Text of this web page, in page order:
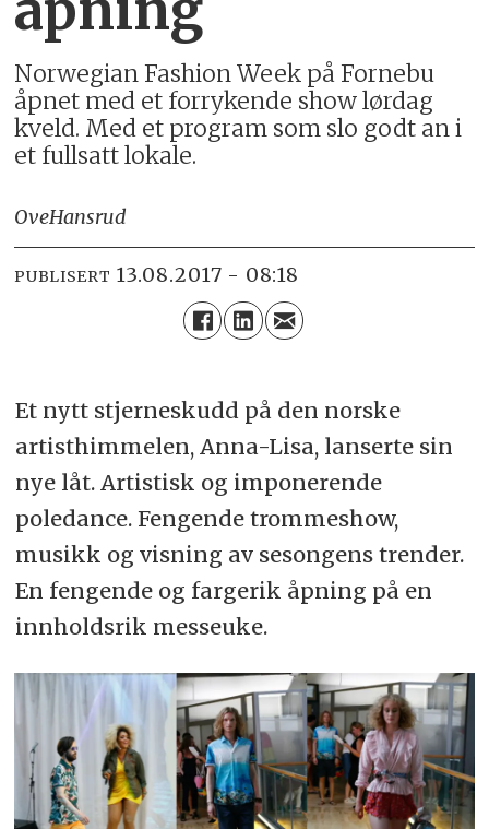
Norwegian Fashion Week på Fornebu
åpnet med et forrykende show lørdag
kveld. Med et program som slo godt an i
et fullsatt lokale.
OveHansrud
PUBLISERT 13.08.2017 - 08:18
Et nytt stjerneskudd på den norske
artisthimmelen, Anna-Lisa, lanserte sin
nye låt. Artistisk og imponerende
poledance. Fengende trommeshow,
musikk og visning av sesongens trender.
En fengende og fargerik åpning på en
innholdsrik messeuke.